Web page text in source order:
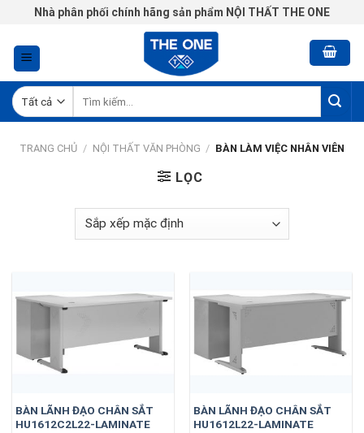
Chuyển
nội
dung
Nhà phân phối chính hãng sản phẩm NỘI THẤT THE ONE
kiếm:
TRANG CHỦ / NỘI THẤT VĂN PHÒNG / BÀN LÀM VIỆC NHÂN VIÊN
LỌC
BÀN LÃNH ĐẠO CHÂN SẮT
HU1612C2L22-LAMINATE
BÀN LÃNH ĐẠO CHÂN SẮT
HU1612L22-LAMINATE